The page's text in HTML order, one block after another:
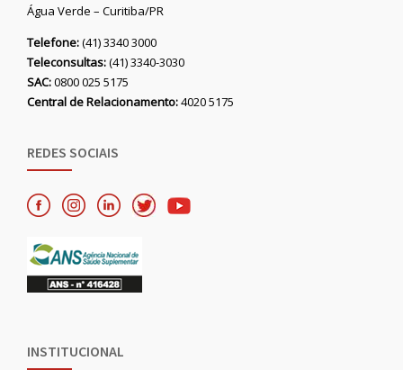
Água Verde – Curitiba/PR
Telefone:(41) 3340 3000
Teleconsultas:(41) 3340-3030
SAC:0800 025 5175
Central de Relacionamento:4020 5175
REDES SOCIAIS
INSTITUCIONAL